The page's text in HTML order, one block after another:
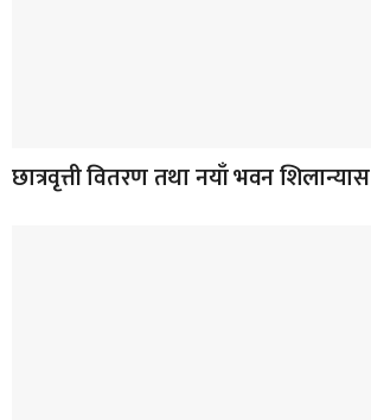
छात्रवृत्ती वितरण तथा नयाँ भवन शिलान्यास